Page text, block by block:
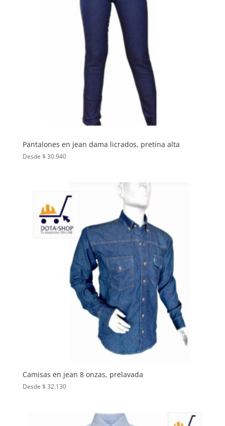
Pantalones en jean dama licrados, pretina alta
Desde $ 30.940
Camisas en jean 8 onzas, prelavada
Desde $ 32.130